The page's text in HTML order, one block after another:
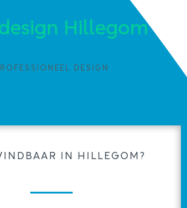
Hillegom
DESIGN
IN HILLEGOM?